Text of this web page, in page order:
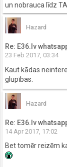
un nobrauca līdz
Hazard
Re: E36.lv
23 Feb 2017, 03:34
Kaut kādas
glupības.
Hazard
Re: E36.lv
14 Apr 2017, 17:02
Bet tomēr reizēm